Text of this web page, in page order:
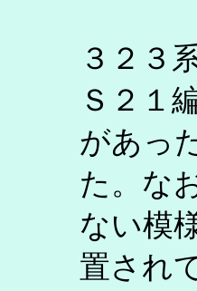
３２３
Ｓ２１
があっ
た。な
ない模
置され